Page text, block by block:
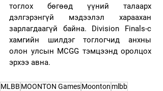
тоглох бөгөөд үүний талаарх
дэлгэрэнгүй мэдээлэл хараахан
зарлагдаагүй байна. Division Finals-с
хамгийн шилдэг тоглогчид анхны
олон улсын MCGG тэмцээнд оролцох
эрхээ авна.
MLBB MOONTON GamesMoonton mlbb